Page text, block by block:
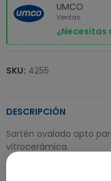
UMCO
Ventas
¿Necesitas
SKU: 4255
DESCRIPCIÓN
Sartén ovalado apto
vitrocerámica.